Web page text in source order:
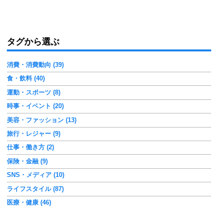
タグから選ぶ
消費・消費動向 (39)
食・飲料 (40)
運動・スポーツ (8)
時事・イベント (20)
美容・ファッション (13)
旅行・レジャー (9)
仕事・働き方 (2)
保険・金融 (9)
SNS・メディア (10)
ライフスタイル (87)
医療・健康 (46)